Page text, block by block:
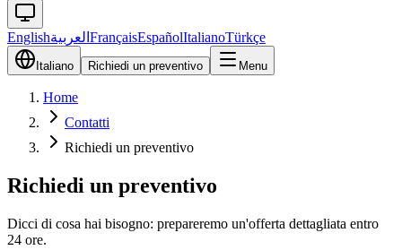
Englishالعربية FrançaisEspañolItalianoTürkçe
Italiano Richiedi un preventivo Menu
Home
Contatti
Richiedi un preventivo
Richiedi un preventivo
Dicci di cosa hai bisogno: prepareremo un'offerta dettagliata entro
24 ore.